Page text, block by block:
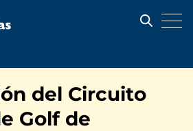
del Circuito
Golf de